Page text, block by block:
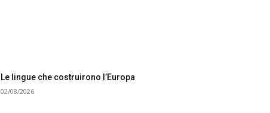
Le lingue che costruirono l’Europa
02/08/2026